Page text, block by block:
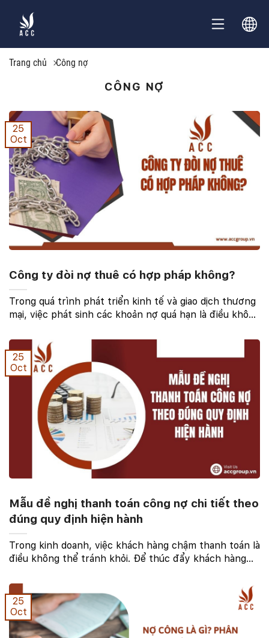
Trang chủ Công nợ
CÔNG NỢ
25
Oct
Công ty đòi nợ thuê có hợp pháp không?
Trong quá trình phát triển kinh tế và giao dịch thương
mại, việc phát sinh các khoản nợ quá hạn là điều không
nhân và tổ chức đã tìm đến các dịch ...
25
Oct
Mẫu đề nghị thanh toán công nợ chi tiết theo
đúng quy định hiện hành
Trong kinh doanh, việc khách hàng chậm thanh toán là
điều không thể tránh khỏi. Để thúc đẩy khách hàng
bản đề nghị thanh toán rõ ràng và đầy đủ thông ...
25
Oct